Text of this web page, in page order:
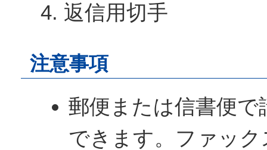
返信用切手
注意事項
郵便または信書便で
できます。ファッ